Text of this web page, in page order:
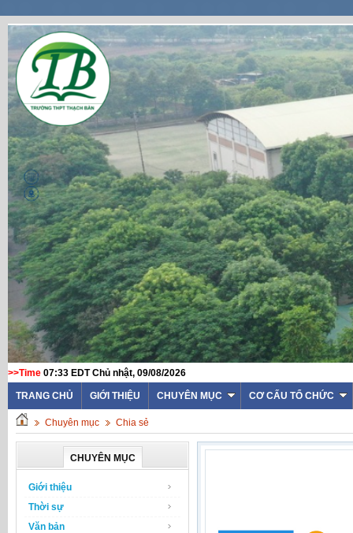
>>Time 07:33 EDT Chủ nhật, 09/08/2026
TRANG CHỦ GIỚI THIỆU CHUYÊN MỤC CƠ CẤU TỔ CHỨC
Chuyên mục Chia sẻ
CHUYÊN MỤC
Giới thiệu
Thời sự
Văn bản